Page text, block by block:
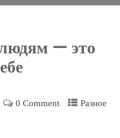
— это
0 Comment
Разное